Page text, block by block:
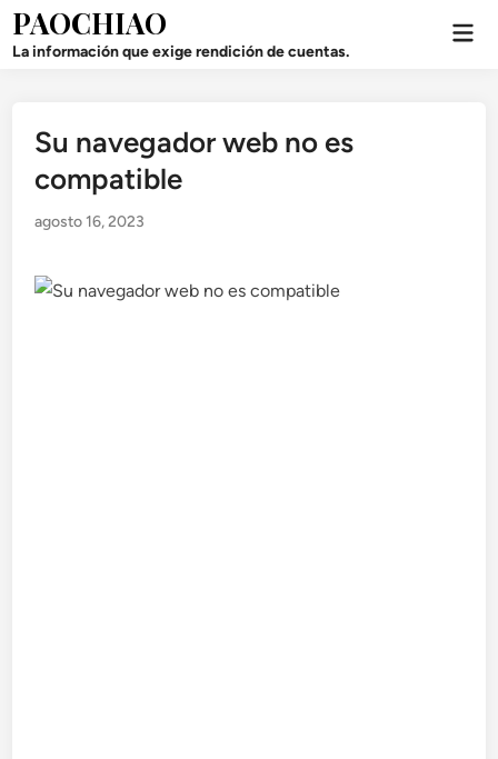
Saltar
contenido
PAOCHIAO
La información que exige rendición de cuentas.
Publicado
en
Su navegador web no es
compatible
agosto 16, 2023